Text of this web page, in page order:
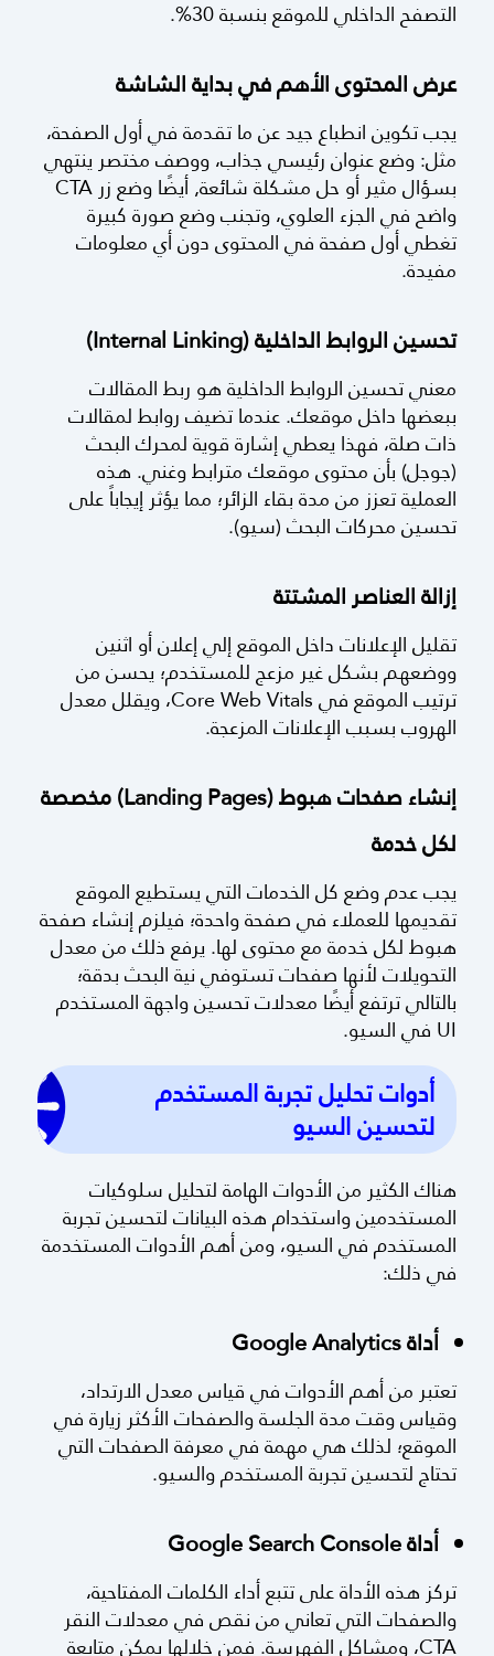
تحسين تجربة المستخدم في السيو بنسبة كبيرة، كما
التصفح الداخلي للموقع بنسبة 30%.
عرض المحتوى الأهم في بداية الشاشة
يجب تكوين انطباع جيد عن ما تقدمة في أول الصفحة،
مثل: وضع عنوان رئيسي جذاب، ووصف مختصر ينتهي
بسؤال مثير أو حل مشكلة شائعة, أيضًا وضع زر CTA
واضح في الجزء العلوي، وتجنب وضع صورة كبيرة
مفيدة.
تحسين الروابط الداخلية (Internal Linking)
معني تحسين الروابط الداخلية هو ربط المقالات
ببعضها داخل موقعك. عندما تضيف روابط لمقالات
ذات صلة، فهذا يعطي إشارة قوية لمحرك البحث
(جوجل) بأن محتوى موقعك مترابط وغني. هذه
تحسين محركات البحث (سيو).
إزالة العناصر المشتتة
تقليل الإعلانات داخل الموقع إلي إعلان أو اثنين
ووضعهم بشكل غير مزعج للمستخدم؛ يحسن من
الهروب بسبب الإعلانات المزعجة.
لكل خدمة
يجب عدم وضع كل الخدمات التي يستطيع الموقع
تقديمها للعملاء في صفحة واحدة؛ فيلزم إنشاء صفحة
هبوط لكل خدمة مع محتوى لها. يرفع ذلك من معدل
التحويلات لأنها صفحات تستوفي نية البحث بدقة؛
بالتالي ترتفع أيضًا معدلات تحسين واجهة المستخدم
UI في السيو.
أدوات تحليل تجربة المستخدم
لتحسين السيو
هناك الكثير من الأدوات الهامة لتحليل سلوكيات
المستخدمين واستخدام هذه البيانات لتحسين تجربة
في ذلك:
أداة Google Analytics
تعتبر من أهم الأدوات في قياس معدل الارتداد،
وقياس وقت مدة الجلسة والصفحات الأكثر زيارة في
تحتاج لتحسين تجربة المستخدم والسيو.
أداة Google Search Console